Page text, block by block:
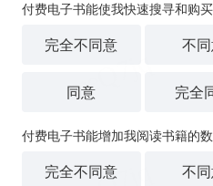
付费电子书能使我快速搜寻和购
完全不同意 不
同意 完全
付费电子书能增加我阅读书籍的
完全不同意 不